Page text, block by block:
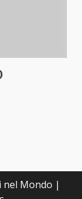
nel Mondo |